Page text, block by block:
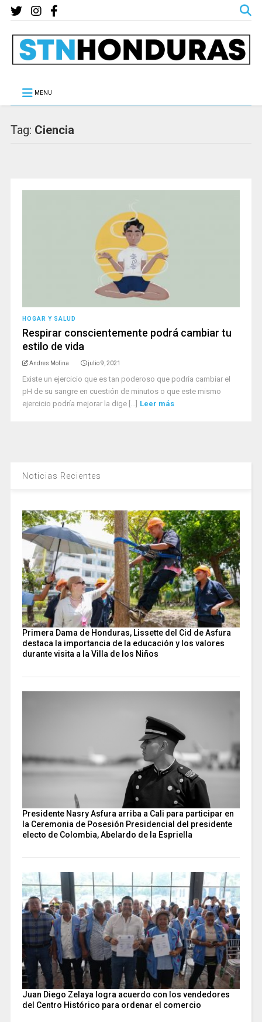
MENU
Tag: Ciencia
HOGAR Y SALUD
Respirar conscientemente podrá cambiar tu
estilo de vida
Andres Molina julio 9, 2021
Existe un ejercicio que es tan poderoso que podría cambiar el
pH de su sangre en cuestión de minutos o que este mismo
ejercicio podría mejorar la dige [...] Leer más
Noticias Recientes
Primera Dama de Honduras, Lissette del Cid de Asfura
destaca la importancia de la educación y los valores
durante visita a la Villa de los Niños
Presidente Nasry Asfura arriba a Cali para participar en
la Ceremonia de Posesión Presidencial del presidente
electo de Colombia, Abelardo de la Espriella
Juan Diego Zelaya logra acuerdo con los vendedores
del Centro Histórico para ordenar el comercio